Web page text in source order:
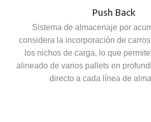
Push Back
Sistema de almacenaje por
considera la incorporación de
los nichos de carga, lo que
alineado de varios pallets en
directo a cada línea de